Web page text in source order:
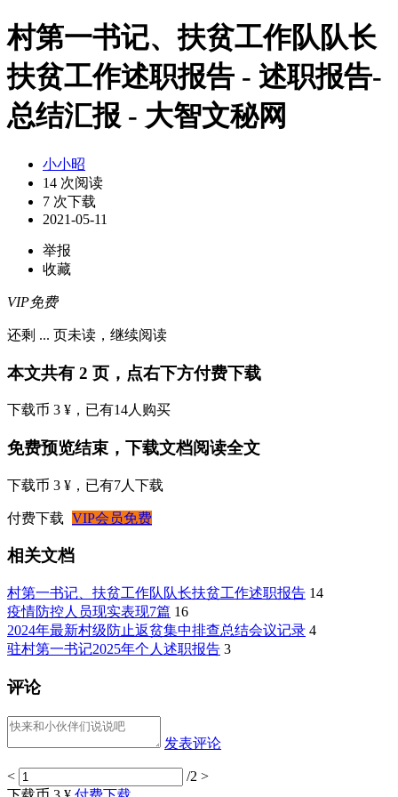
村第一书记、扶贫工作队队长
扶贫工作述职报告 - 述职报告-
总结汇报 - 大智文秘网
小小昭
14 次阅读
7 次下载
2021-05-11
举报
收藏
VIP免费
还剩 ... 页未读， 继续阅读
本文共有 2 页，点右下方付费下载
下载币 3 ¥ ，已有14人购买
免费预览结束，下载文档阅读全文
下载币 3 ¥ ，已有7人下载
付费下载 VIP会员免费
相关文档
村第一书记、扶贫工作队队长扶贫工作述职报告 14
疫情防控人员现实表现7篇 16
2024年最新村级防止返贫集中排查总结会议记录 4
驻村第一书记2025年个人述职报告 3
评论
发表评论
< /2 >